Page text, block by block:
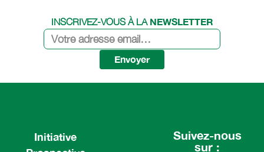
INSCRIVEZ-VOUS À LA NEWSLETTER
Envoyer
Initiative
Suivez-nous
sur :